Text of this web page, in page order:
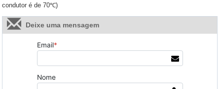
condutor é de 70℃)
Deixe uma mensagem